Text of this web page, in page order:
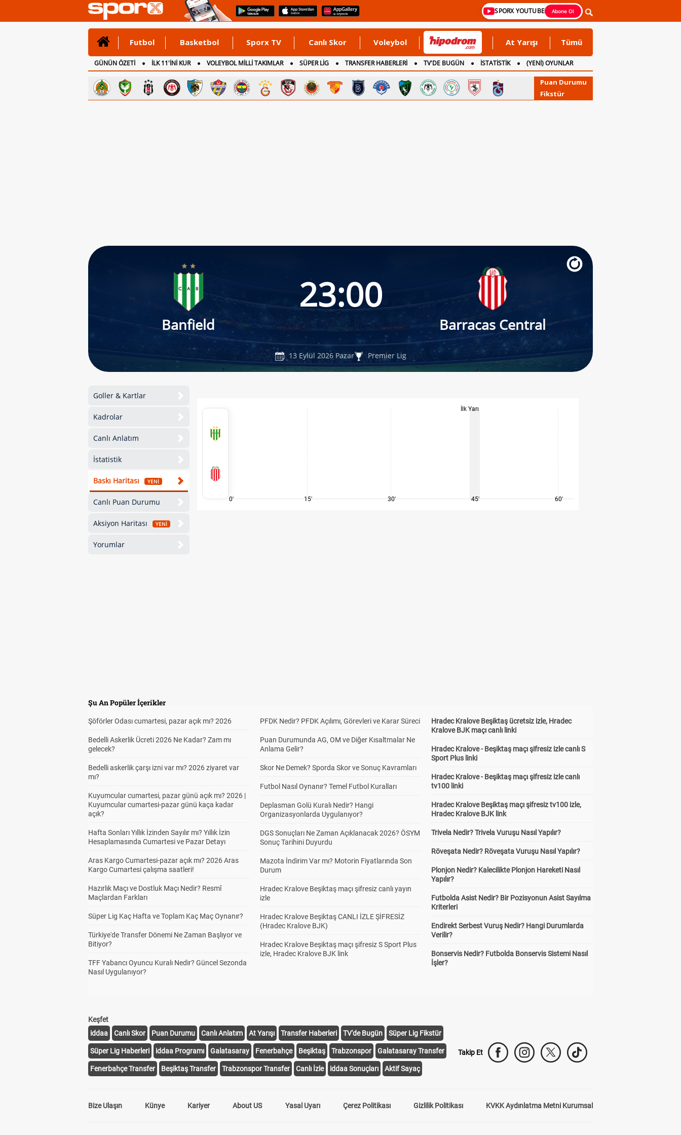
SPORX YOUTUBE Abone Ol
Futbol Basketbol Sporx TV Canlı Skor Voleybol At Yarışı Tümü
GÜNÜN ÖZETİ İLK 11'İNİ KUR VOLEYBOL MİLLİ TAKIMLAR SÜPER LİG TRANSFER HABERLERİ TV'DE BUGÜN İSTATİSTİK
(YENİ) OYUNLAR
CANLI ANLATIM
İNGİLTERE
Puan Durumu
Fikstür
Banfield
23:00
Barracas Central
13 Eylül 2026 Pazar Premier Lig
Goller & Kartlar
Kadrolar
Canlı Anlatım
İstatistik
Baskı Haritası YENİ
Canlı Puan Durumu
Aksiyon Haritası YENİ
Yorumlar
0' 15' 30'
İlk Yarı
45' 60'
Şu An Popüler İçerikler
Şöförler Odası cumartesi, pazar açık mı? 2026
Bedelli Askerlik Ücreti 2026 Ne Kadar? Zam mı
gelecek?
Bedelli askerlik çarşı izni var mı? 2026 ziyaret var
mı?
Kuyumcular cumartesi, pazar günü açık mı? 2026 |
Kuyumcular cumartesi-pazar günü kaça kadar
açık?
Hafta Sonları Yıllık İzinden Sayılır mı? Yıllık İzin
Hesaplamasında Cumartesi ve Pazar Detayı
Aras Kargo Cumartesi-pazar açık mı? 2026 Aras
Kargo Cumartesi çalışma saatleri!
Hazırlık Maçı ve Dostluk Maçı Nedir? Resmî
Maçlardan Farkları
Süper Lig Kaç Hafta ve Toplam Kaç Maç Oynanır?
Türkiye'de Transfer Dönemi Ne Zaman Başlıyor ve
Bitiyor?
TFF Yabancı Oyuncu Kuralı Nedir? Güncel Sezonda
Nasıl Uygulanıyor?
PFDK Nedir? PFDK Açılımı, Görevleri ve Karar Süreci
Puan Durumunda AG, OM ve Diğer Kısaltmalar Ne
Anlama Gelir?
Skor Ne Demek? Sporda Skor ve Sonuç Kavramları
Futbol Nasıl Oynanır? Temel Futbol Kuralları
Deplasman Golü Kuralı Nedir? Hangi
Organizasyonlarda Uygulanıyor?
DGS Sonuçları Ne Zaman Açıklanacak 2026? ÖSYM
Sonuç Tarihini Duyurdu
Mazota İndirim Var mı? Motorin Fiyatlarında Son
Durum
Hradec Kralove Beşiktaş maçı şifresiz canlı yayın
izle
Hradec Kralove Beşiktaş CANLI İZLE ŞİFRESİZ
(Hradec Kralove BJK)
Hradec Kralove Beşiktaş maçı şifresiz S Sport Plus
izle, Hradec Kralove BJK link
Hradec Kralove Beşiktaş ücretsiz izle, Hradec
Kralove BJK maçı canlı linki
Hradec Kralove - Beşiktaş maçı şifresiz izle canlı S
Sport Plus linki
Hradec Kralove - Beşiktaş maçı şifresiz izle canlı
tv100 linki
Hradec Kralove Beşiktaş maçı şifresiz tv100 izle,
Hradec Kralove BJK link
Trivela Nedir? Trivela Vuruşu Nasıl Yapılır?
Röveşata Nedir? Röveşata Vuruşu Nasıl Yapılır?
Plonjon Nedir? Kalecilikte Plonjon Hareketi Nasıl
Yapılır?
Futbolda Asist Nedir? Bir Pozisyonun Asist Sayılma
Kriterleri
Endirekt Serbest Vuruş Nedir? Hangi Durumlarda
Verilir?
Bonservis Nedir? Futbolda Bonservis Sistemi Nasıl
İşler?
Keşfet
iddaa
Canlı Skor Puan Durumu Canlı Anlatım At Yarışı Transfer Haberleri TV'de Bugün Süper Lig Fikstür
Süper Lig Haberleri iddaa Programı Galatasaray Fenerbahçe Beşiktaş Trabzonspor Galatasaray Transfer
Fenerbahçe Transfer Beşiktaş Transfer Trabzonspor Transfer Canlı İzle iddaa Sonuçları Aktif Sayaç
Takip Et
Bize Ulaşın Künye Kariyer About US Yasal Uyarı Çerez Politikası Gizlilik Politikası KVKK Aydınlatma Metni Kurumsal